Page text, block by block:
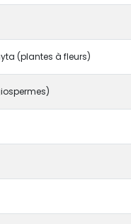
(plantes à fleurs)